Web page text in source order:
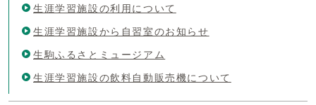
生涯学習施設の利用について
生涯学習施設から自習室のお知らせ
生駒ふるさとミュージアム
生涯学習施設の飲料自動販売機について